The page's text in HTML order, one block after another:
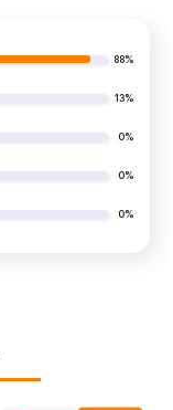
88%
13%
0%
0%
0%